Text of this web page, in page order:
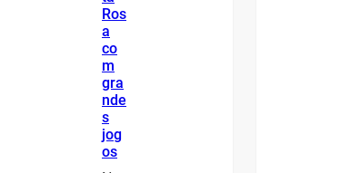
Ros
a
co
m
gra
nde
s
jog
os